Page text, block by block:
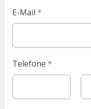
E-Mail
Telefone